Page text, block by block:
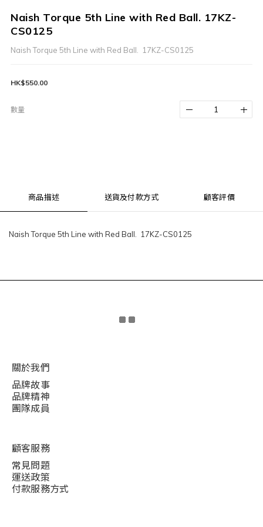
Naish Torque 5th Line with Red Ball. 17KZ-
CS0125
Naish Torque 5th Line with Red Ball.  17KZ-CS0125
HK$550.00
數量
商品描述 送貨及付款方式 顧客評價
Naish Torque 5th Line with Red Ball. 17KZ-CS0125
關於我們
品牌故事
品牌精神
團隊成員
顧客服務
常見問題
運送政策
付款服務方式